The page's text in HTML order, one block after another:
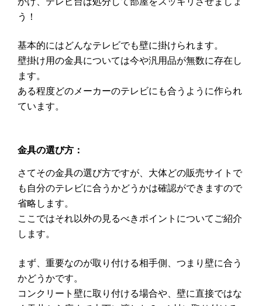
う！
基本的にはどんなテレビでも壁に掛けられます。
壁掛け用の金具については今や汎用品が無数に存在し
ます。
ある程度どのメーカーのテレビにも合うように作られ
ています。
金具の選び方：
さてその金具の選び方ですが、大体どの販売サイトで
も自分のテレビに合うかどうかは確認ができますので
省略します。
ここではそれ以外の見るべきポイントについてご紹介
します。
まず、重要なのが取り付ける相手側、つまり壁に合う
かどうかです。
コンクリート壁に取り付ける場合や、壁に直接ではな